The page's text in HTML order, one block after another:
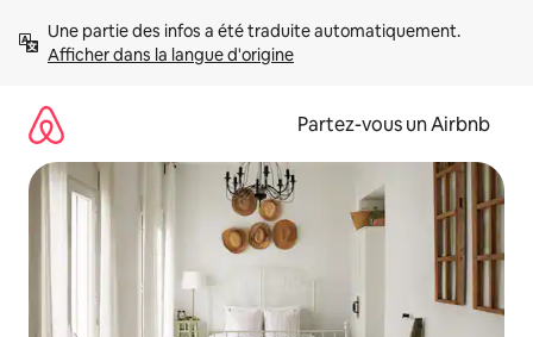
directement
Afficher dans la langue d'origine
Partez-vous un Airbnb